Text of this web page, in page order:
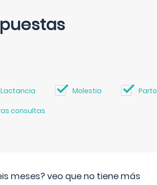
Lactancia Molestia Parto
consultas
meses? veo que no tiene más